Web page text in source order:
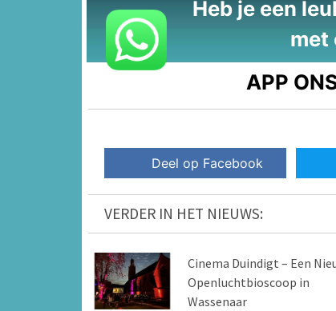
Heb je een
met
APP
Deel op Facebook
VERDER IN HET NIEUWS:
Cinema Duindigt – Een
Openluchtbioscoop in
Wassenaar